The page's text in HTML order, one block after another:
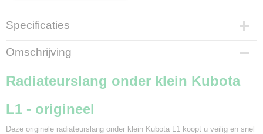
Specificaties
Bruto gewicht
0,20 Kg
Omschrijving
Radiateurslang onder klein Kubota
L1 - origineel
Deze originele radiateurslang onder klein Kubota L1 koopt u veilig en snel